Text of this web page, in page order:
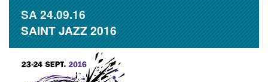
SA24.09.16
SAINT JAZZ 2016